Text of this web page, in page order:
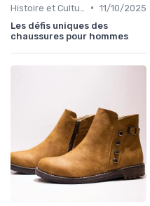
• 11/10/2025
Les défis uniques des
chaussures pour hommes